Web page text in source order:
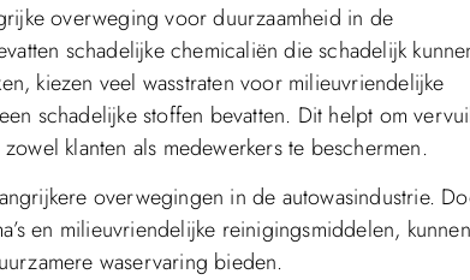
overweging voor duurzaamheid in de
schadelijke chemicaliën die schadelijk
kiezen veel wasstraten voor milieuvriendelijke
schadelijke stoffen bevatten. Dit helpt om
klanten als medewerkers te beschermen.
overwegingen in de autowasindustrie.
en milieuvriendelijke reinigingsmiddelen, kunnen
waservaring bieden.